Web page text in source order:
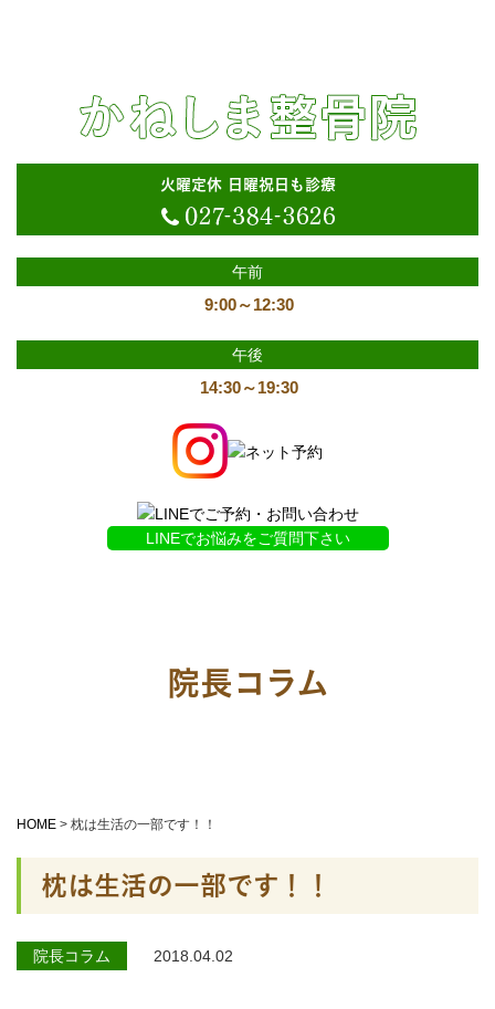
火曜定休 日曜祝日も診療
午前
9:00～12:30
午後
14:30～19:30
LINEでお悩みをご質問下さい
院長コラム
HOME > 枕は生活の一部です！！
枕は生活の一部です！！
院長コラム 2018.04.02